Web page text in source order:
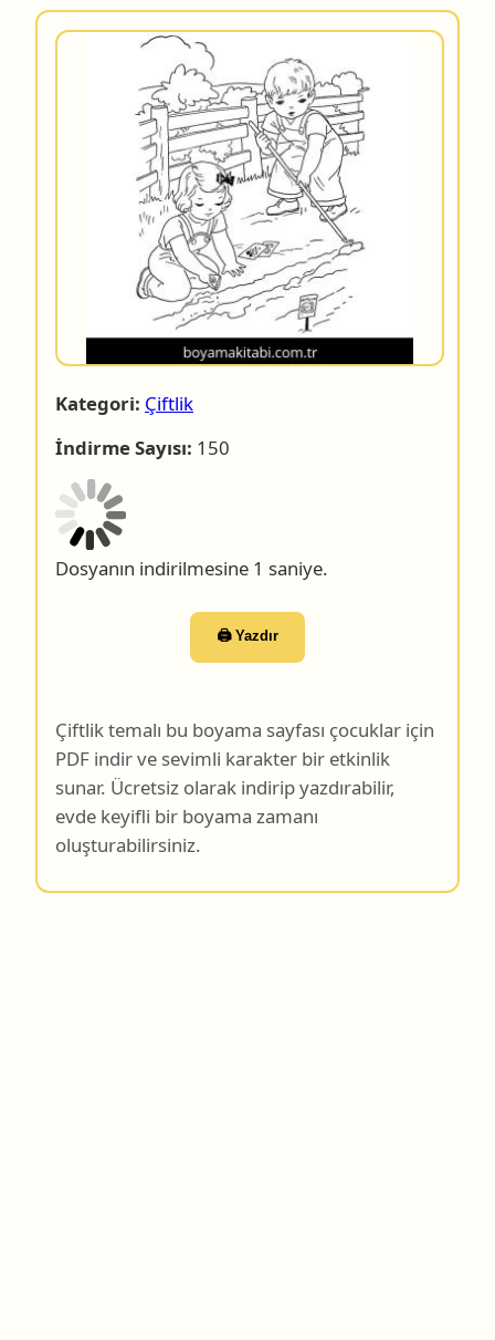
Kategori: Çiftlik
İndirme Sayısı: 150
Dosyanın indirilmesine 0 saniye.
sunar. Ücretsiz olarak indirip yazdırabilir,
evde keyifli bir boyama zamanı
oluşturabilirsiniz.